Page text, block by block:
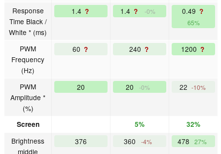
Response
Time Black /
White * (ms)
1.4 ? 1.4 ? -0% 0.49 ?
65%
PWM
Frequency
(Hz)
60 ? 240 ? 1200 ?
PWM
Amplitude *
(%)
20 20 -0% 22 -10%
Screen 5% 32%
Brightness
middle
376 360 -4% 478 27%